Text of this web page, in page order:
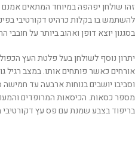
זהו שולחן יפהפה במיוחד המתאים
להשתמש בו בקלות כרהיט דקורטיבי
בסגנון יוצא דופן ואהוב ביותר על חובבי
יתרון נוסף לשולחן בעל פלטת העץ
וסביבו יושבים בנוחות ארבעה עד
מספר כסאות. הכיסאות המרופדים
בריפוד בצבע שמנת עם פס עץ דקורטיבי